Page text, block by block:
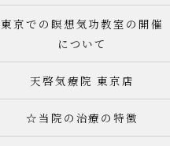
東京での瞑想気功教室の開催
について
天啓気療院 東京店
☆当院の治療の特徴